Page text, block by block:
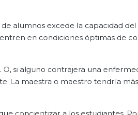
alumnos excede la capacidad del
en condiciones óptimas de
si alguno contrajera una
La maestra o maestro tendría